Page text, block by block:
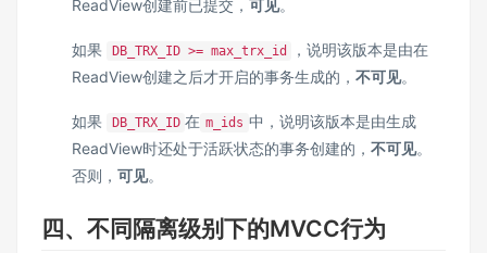
ReadView创建前已提交， 可见。
如果 DB_TRX_ID >= max_trx_id
，说明该版本是由在
ReadView创建之后才开启的事务生成的， 不可见。
如果 DB_TRX_ID 在 m_ids 中，说明该版本是由生成
ReadView时还处于活跃状态的事务创建的， 不可见。
否则， 可见。
四、不同隔离级别下的MVCC行为